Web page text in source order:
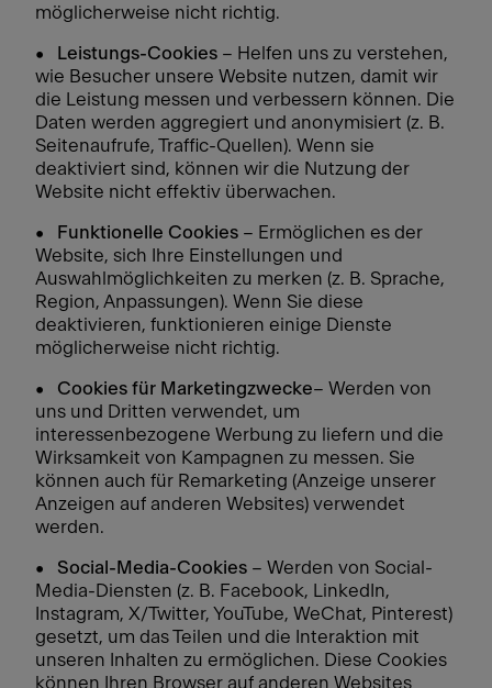
möglicherweise nicht richtig.
• Leistungs-Cookies – Helfen uns zu verstehen,
wie Besucher unsere Website nutzen, damit wir
die Leistung messen und verbessern können. Die
Daten werden aggregiert und anonymisiert (z. B.
Seitenaufrufe, Traffic-Quellen). Wenn sie
deaktiviert sind, können wir die Nutzung der
Website nicht effektiv überwachen.
• Funktionelle Cookies – Ermöglichen es der
Website, sich Ihre Einstellungen und
Auswahlmöglichkeiten zu merken (z. B. Sprache,
Region, Anpassungen). Wenn Sie diese
deaktivieren, funktionieren einige Dienste
möglicherweise nicht richtig.
• Cookies für Marketingzwecke– Werden von
uns und Dritten verwendet, um
interessenbezogene Werbung zu liefern und die
Wirksamkeit von Kampagnen zu messen. Sie
können auch für Remarketing (Anzeige unserer
Anzeigen auf anderen Websites) verwendet
werden.
• Social-Media-Cookies – Werden von Social-
Media-Diensten (z. B. Facebook, LinkedIn,
Instagram, X/Twitter, YouTube, WeChat, Pinterest)
gesetzt, um das Teilen und die Interaktion mit
unseren Inhalten zu ermöglichen. Diese Cookies
können Ihren Browser auf anderen Websites